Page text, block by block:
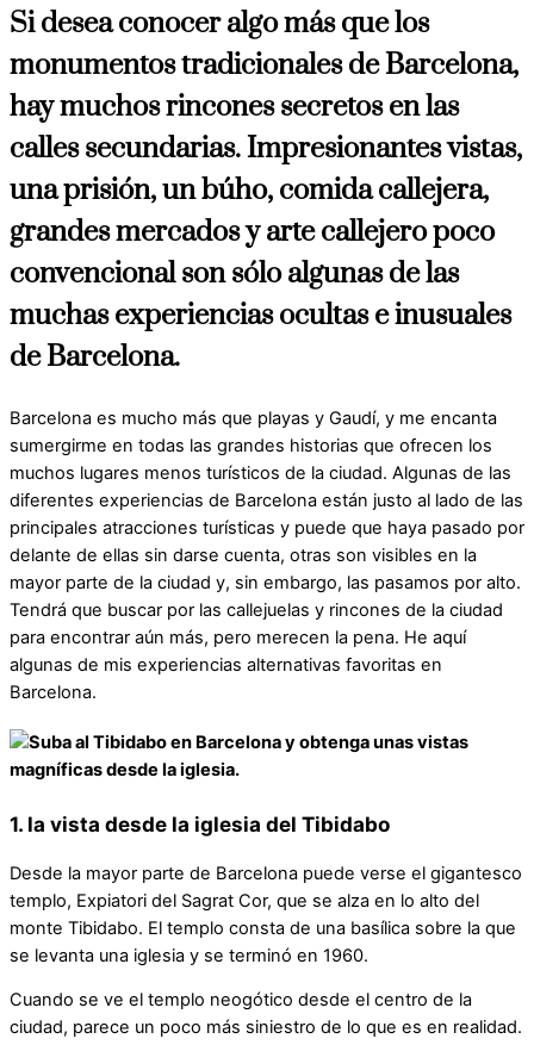
Si desea conocer algo más que los
monumentos tradicionales de Barcelona,
hay muchos rincones secretos en las
calles secundarias. Impresionantes vistas,
una prisión, un búho, comida callejera,
grandes mercados y arte callejero poco
convencional son sólo algunas de las
muchas experiencias ocultas e inusuales
de Barcelona.
Barcelona es mucho más que playas y Gaudí, y me encanta
sumergirme en todas las grandes historias que ofrecen los
muchos lugares menos turísticos de la ciudad. Algunas de las
diferentes experiencias de Barcelona están justo al lado de las
principales atracciones turísticas y puede que haya pasado por
delante de ellas sin darse cuenta, otras son visibles en la
mayor parte de la ciudad y, sin embargo, las pasamos por alto.
Tendrá que buscar por las callejuelas y rincones de la ciudad
para encontrar aún más, pero merecen la pena. He aquí
algunas de mis experiencias alternativas favoritas en
Barcelona.
1. la vista desde la iglesia del Tibidabo
Desde la mayor parte de Barcelona puede verse el gigantesco
templo, Expiatori del Sagrat Cor, que se alza en lo alto del
monte Tibidabo. El templo consta de una basílica sobre la que
se levanta una iglesia y se terminó en 1960.
Cuando se ve el templo neogótico desde el centro de la
ciudad, parece un poco más siniestro de lo que es en realidad.